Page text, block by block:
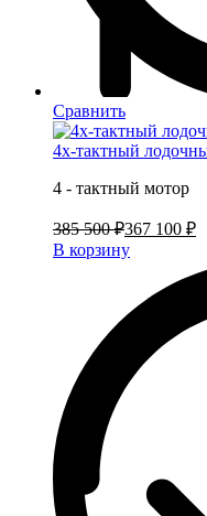
Сравнить
4х-тактный
4 - тактный мотор
385 500 ₽367 100 ₽
В корзину